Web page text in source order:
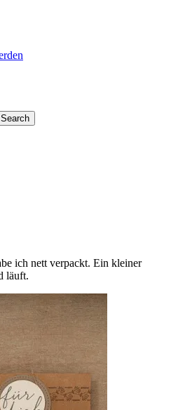
ich nett verpackt. Ein kleiner
läuft.